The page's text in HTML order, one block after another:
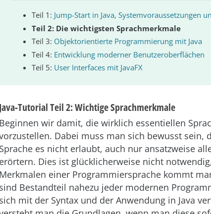
Teil 1: Jump-Start in Java, Systemvoraussetzungen
Teil 2: Die wichtigsten Sprachmerkmale
Teil 3: Objektorientierte Programmierung mit Java
Teil 4: Entwicklung moderner Benutzeroberflächen
Teil 5: User Interfaces mit JavaFX
Java-Tutorial Teil 2: Wichtige Sprachmerkmale
Beginnen wir damit, die wirklich essentiellen
Dabei muss man sich bewusst sein,
Sprache es nicht erlaubt, auch nur ansatzweise
erörtern. Dies ist glücklicherweise nicht
Merkmalen einer Programmiersprache kommt
sind Bestandteil nahezu jeder modernen
sich mit der Syntax und der Anwendung in Java